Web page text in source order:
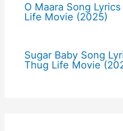
O Maara Song
Life Movie (2025)
Sugar Baby Song
Thug Life Movie